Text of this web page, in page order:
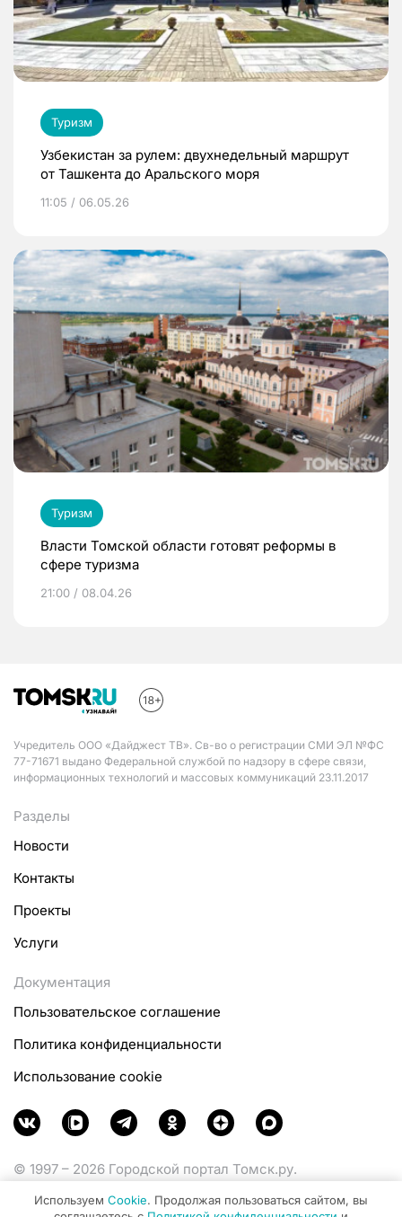
Туризм
Узбекистан за рулем: двухнедельный маршрут
от Ташкента до Аральского моря
11:05 / 06.05.26
Туризм
Власти Томской области готовят реформы в
сфере туризма
21:00 / 08.04.26
Учредитель ООО «Дайджест ТВ». Св-во о регистрации СМИ ЭЛ №ФС
77-71671 выдано Федеральной службой по надзору в сфере связи,
информационных технологий и массовых коммуникаций 23.11.2017
Разделы
Новости
Контакты
Проекты
Услуги
Документация
Пользовательское соглашение
Политика конфиденциальности
Использование cookie
© 1997 – 2026 Городской портал Томск.ру.
Министерства цифрового развития, связи и массовых
Используем Cookie. Продолжая пользоваться сайтом, вы